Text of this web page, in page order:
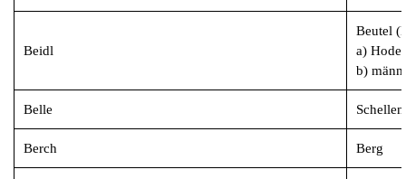
Beidl
Beutel
a)
b)
Belle
Berch Berg